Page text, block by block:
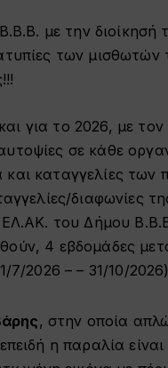
με την διοίκησή
των
για το 2026, με
σε κάθε
καταγγελίες των
διαφωνίες
του Δήμου
4 εβδομάδες
7/2026 – – 31/10/
, στην οποία
η παραλία